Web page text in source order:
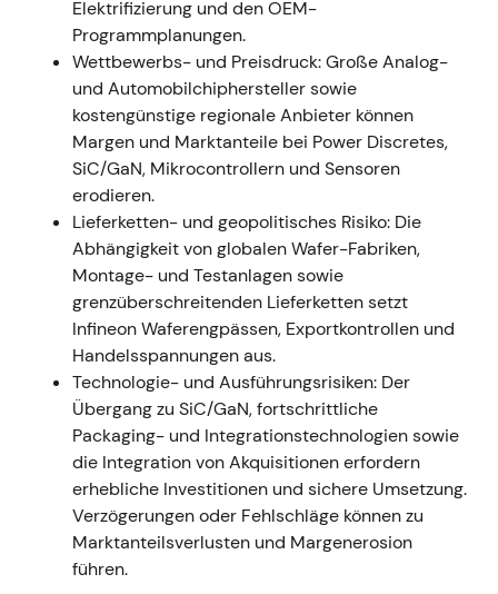
Ergebnisse und Prognosen die Wettbewerber
übertrafen[30],[31].
Mai–Aug 2024 (Mitte GJ2024)
Nachfrage kühlte sich ab; Q3-Umsatz (Apr–
Jun) verfehlte die Erwartungen mit ca. €3,70
Mrd.; Management engte die Jahresprognose
auf ca. €15,0 Mrd. ein und kündigte das
Strukturprogramm „Step Up" an (ca. 1.400
Stellen abgebaut, ca. 1.400 Rollen verlagert —
insgesamt ca. 2.800 betroffene Positionen) zur
Wiederherstellung der Wettbewerbsfähigkeit
[42],[46],[43]
Die Wahrnehmung wechselte von
ununterbrochenem Wachstum zu zyklischer
Korrektur und Effizienzoffensive, da die EV-
und Automobilnachfrage nachgab und die
Lagerkorrektur der Branche belastete; Anleger
reprizierten das Risiko und rückten die
Umsetzung der Kostenmaßnahmen in den
Fokus[44],[42]
Kursrückgang und Abwärtstrend bis Mitte
Elektrifizierung und den OEM-
Programmplanungen.
Wettbewerbs- und Preisdruck: Große Analog-
und Automobilchiphersteller sowie
kostengünstige regionale Anbieter können
Margen und Marktanteile bei Power Discretes,
SiC/GaN, Mikrocontrollern und Sensoren
erodieren.
Lieferketten- und geopolitisches Risiko: Die
Abhängigkeit von globalen Wafer-Fabriken,
Montage- und Testanlagen sowie
grenzüberschreitenden Lieferketten setzt
Infineon Waferengpässen, Exportkontrollen und
Handelsspannungen aus.
Technologie- und Ausführungsrisiken: Der
Übergang zu SiC/GaN, fortschrittliche
Packaging- und Integrationstechnologien sowie
die Integration von Akquisitionen erfordern
erhebliche Investitionen und sichere Umsetzung.
Verzögerungen oder Fehlschläge können zu
Marktanteilsverlusten und Margenerosion
führen.